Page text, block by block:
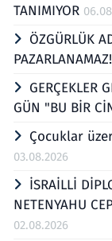
TANIMIYOR
ÖZGÜRLÜK
PAZARLANAMAZ!
GERÇEKLER
GÜN "BU BİR
Çocuklar
03.08.2026
İSRAİLLİ
NETENYAHU
02.08.2026